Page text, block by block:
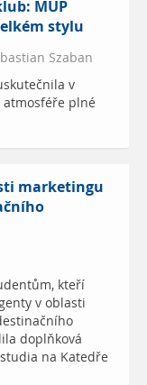
MUP
stylu
Szaban
v
atmosféře plné
marketingu
kteří
v oblasti
doplňková
na Katedře